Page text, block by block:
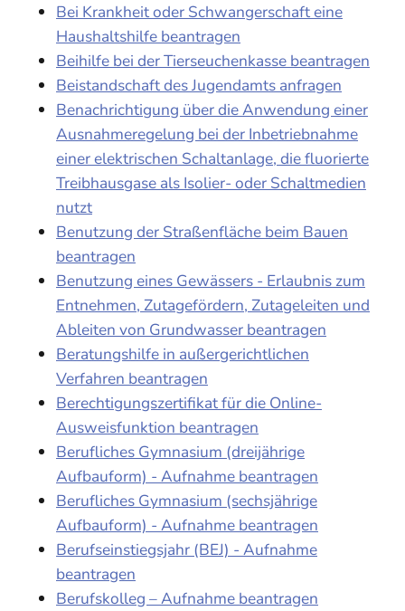
Bei Krankheit oder Schwangerschaft eine
Haushaltshilfe beantragen
Beihilfe bei der Tierseuchenkasse beantragen
Beistandschaft des Jugendamts anfragen
Benachrichtigung über die Anwendung einer
Ausnahmeregelung bei der Inbetriebnahme
einer elektrischen Schaltanlage, die fluorierte
Treibhausgase als Isolier- oder Schaltmedien
nutzt
Benutzung der Straßenfläche beim Bauen
beantragen
Benutzung eines Gewässers - Erlaubnis zum
Entnehmen, Zutagefördern, Zutageleiten und
Ableiten von Grundwasser beantragen
Beratungshilfe in außergerichtlichen
Verfahren beantragen
Berechtigungszertifikat für die Online-
Ausweisfunktion beantragen
Berufliches Gymnasium (dreijährige
Aufbauform) - Aufnahme beantragen
Berufliches Gymnasium (sechsjährige
Aufbauform) - Aufnahme beantragen
Berufseinstiegsjahr (BEJ) - Aufnahme
beantragen
Berufskolleg – Aufnahme beantragen